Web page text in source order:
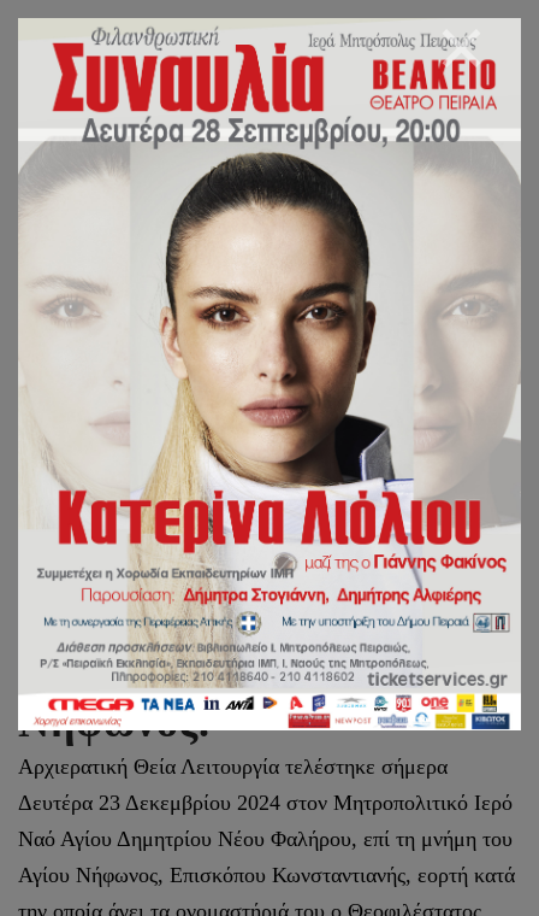
Ονομαστήρια του
Θεοφιλεστάτου
Επισκόπου Αχελώου κ.
Νήφωνος.
Αρχιερατική Θεία Λειτουργία τελέστηκε σήμερα
Δευτέρα 23 Δεκεμβρίου 2024 στον Μητροπολιτικό Ιερό
Ναό Αγίου Δημητρίου Νέου Φαλήρου, επί τη μνήμη του
Αγίου Νήφωνος, Επισκόπου Κωνσταντιανής, εορτή κατά